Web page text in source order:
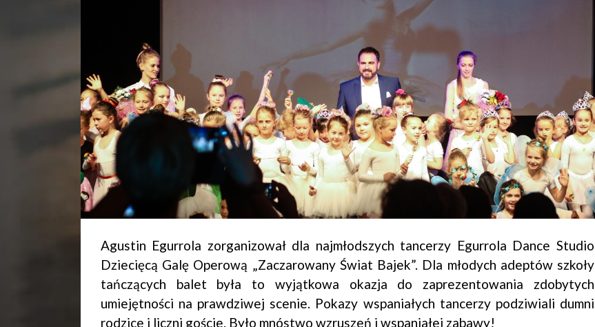
Agustin Egurrola zorganizował dla najmłodszych tancerzy Egurrola Dance Studio
Dziecięcą Galę Operową „Zaczarowany Świat Bajek”. Dla młodych adeptów szkoły
tańczących balet była to wyjątkowa okazja do zaprezentowania zdobytych
umiejętności na prawdziwej scenie. Pokazy wspaniałych tancerzy podziwiali dumni
rodzice i liczni goście. Było mnóstwo wzruszeń i wspaniałej zabawy!